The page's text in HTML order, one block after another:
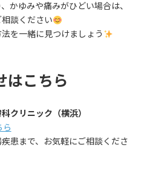
かゆみや痛みがひどい場合は、
談ください
を一緒に見つけましょう
はこちら
クリニック（横浜）
ら
患まで、お気軽にご相談くださ